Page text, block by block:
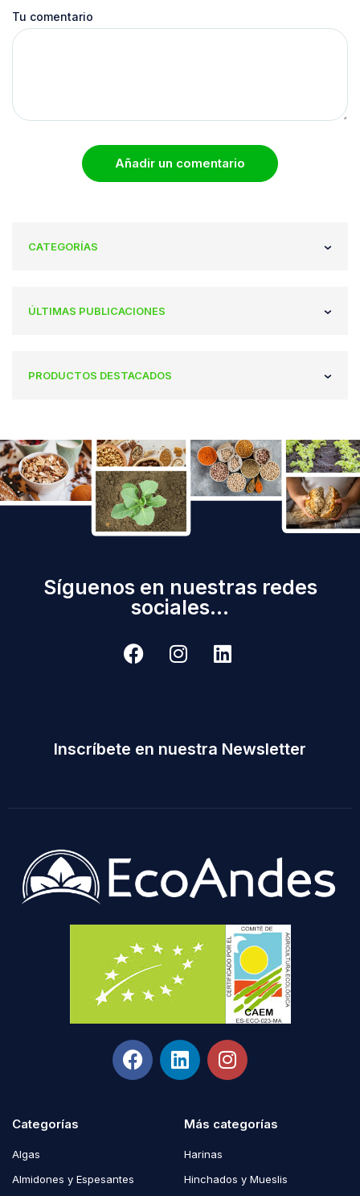
Tu comentario
Añadir un comentario
CATEGORÍAS
ÚLTIMAS PUBLICACIONES
PRODUCTOS DESTACADOS
Síguenos en nuestras redes
sociales...
Inscríbete en nuestra Newsletter
Categorías
Algas
Almidones y Espesantes
Más categorías
Harinas
Hinchados y Mueslis